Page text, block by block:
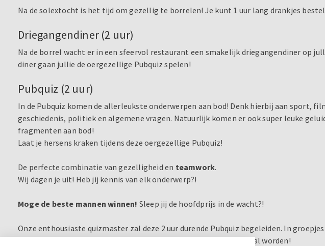
Na de solextocht is het tijd om gezellig te borrelen! Je kunt 1 uur lang drankjes
Driegangendiner (2 uur)
Na de borrel wacht er in een sfeervol restaurant een smakelijk driegangendiner op
diner gaan jullie de oergezellige Pubquiz spelen!
Pubquiz (2 uur)
In de Pubquiz komen de allerleukste onderwerpen aan bod! Denk hierbij aan sport,
geschiedenis, politiek en algemene vragen. Natuurlijk komen er ook super leuke
fragmenten aan bod!
Laat je hersens kraken tijdens deze oergezellige Pubquiz!
De perfecte combinatie van gezelligheid en teamwork.
Wij dagen je uit! Heb jij kennis van elk onderwerp?!
Moge de beste mannen winnen! Sleep jij de hoofdprijs in de wacht?!
Onze enthousiaste quizmaster zal deze 2 uur durende Pubquiz begeleiden. In
met elkaar aan. Kortom, een uitje waar nog lang over nagepraat zal worden!